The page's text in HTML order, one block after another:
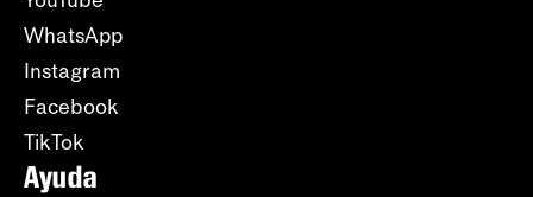
WhatsApp
Instagram
Facebook
TikTok
Ayuda